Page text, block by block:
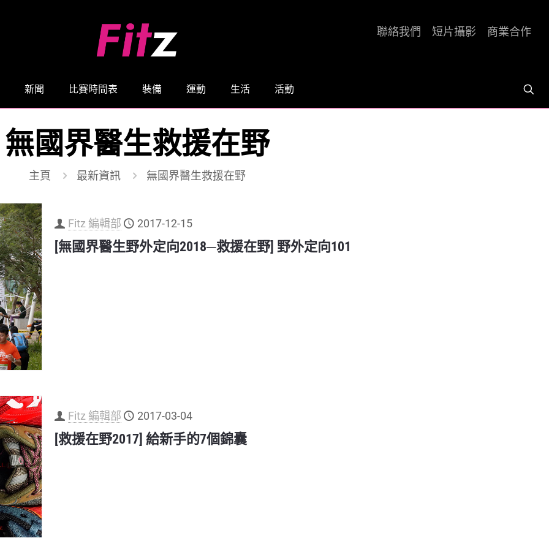
新聞 比賽時間表 裝備 運動 生活 活動
聯絡我們 短片攝影 商業合作
無國界醫生救援在野
主頁 最新資訊 無國界醫生救援在野
Fitz 編輯部 2017-12-15
[無國界醫生野外定向2018─救援在野] 野外定向101
Fitz 編輯部 2017-03-04
[救援在野2017] 給新手的7個錦囊